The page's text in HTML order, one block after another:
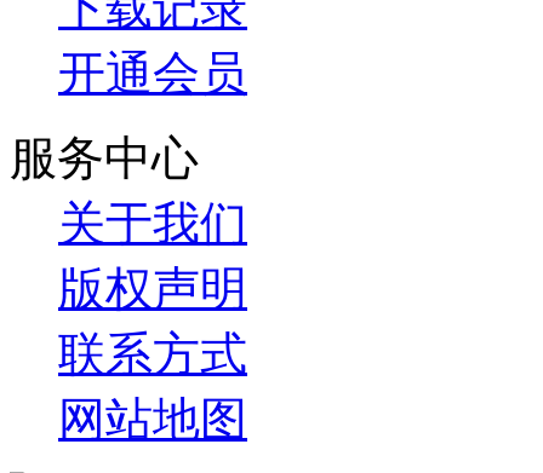
开通会员
服务中心
关于我们
版权声明
联系方式
网站地图